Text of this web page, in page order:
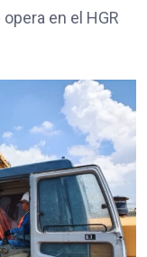
en el HGR